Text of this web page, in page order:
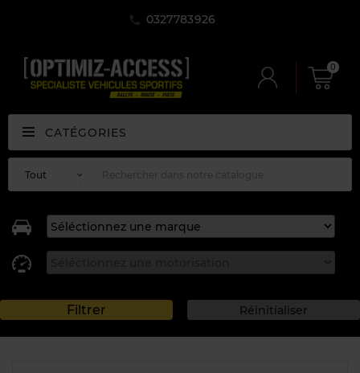
0327783926
0
CATÉGORIES